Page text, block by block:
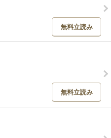
無料立読み
無料立読み